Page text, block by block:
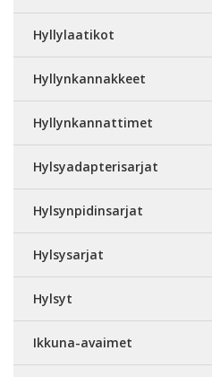
Hyllylaatikot
Hyllynkannakkeet
Hyllynkannattimet
Hylsyadapterisarjat
Hylsynpidinsarjat
Hylsysarjat
Hylsyt
Ikkuna-avaimet